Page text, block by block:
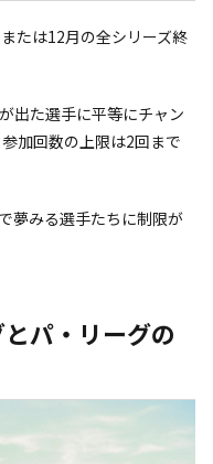
たは12月の全シリーズ終
出た選手に平等にチャン
加回数の上限は2回まで
夢みる選手たちに制限が
パ・リーグの